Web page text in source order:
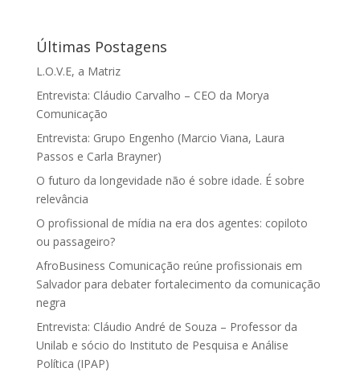
Últimas Postagens
L.O.V.E, a Matriz
Entrevista: Cláudio Carvalho – CEO da Morya
Comunicação
Entrevista: Grupo Engenho (Marcio Viana, Laura
Passos e Carla Brayner)
O futuro da longevidade não é sobre idade. É sobre
relevância
O profissional de mídia na era dos agentes: copiloto
ou passageiro?
AfroBusiness Comunicação reúne profissionais em
Salvador para debater fortalecimento da comunicação
negra
Entrevista: Cláudio André de Souza – Professor da
Unilab e sócio do Instituto de Pesquisa e Análise
Política (IPAP)